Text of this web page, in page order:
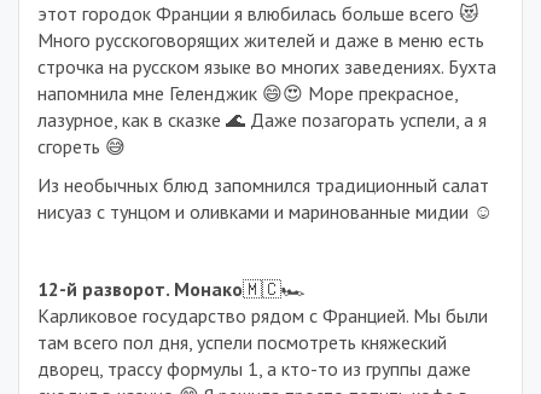
этот городок Франции я влюбилась больше всего 😻
Много русскоговорящих жителей и даже в меню есть
строчка на русском языке во многих заведениях. Бухта
напомнила мне Геленджик 😄😍 Море прекрасное,
лазурное, как в сказке 🌊 Даже позагорать успели, а я
сгореть 😅
Из необычных блюд запомнился традиционный салат
нисуаз с тунцом и оливками и маринованные мидии ☺️
12-й разворот. Монако🇲🇨🏎
Карликовое государство рядом с Францией. Мы были
там всего пол дня, успели посмотреть княжеский
дворец, трассу формулы 1, а кто-то из группы даже